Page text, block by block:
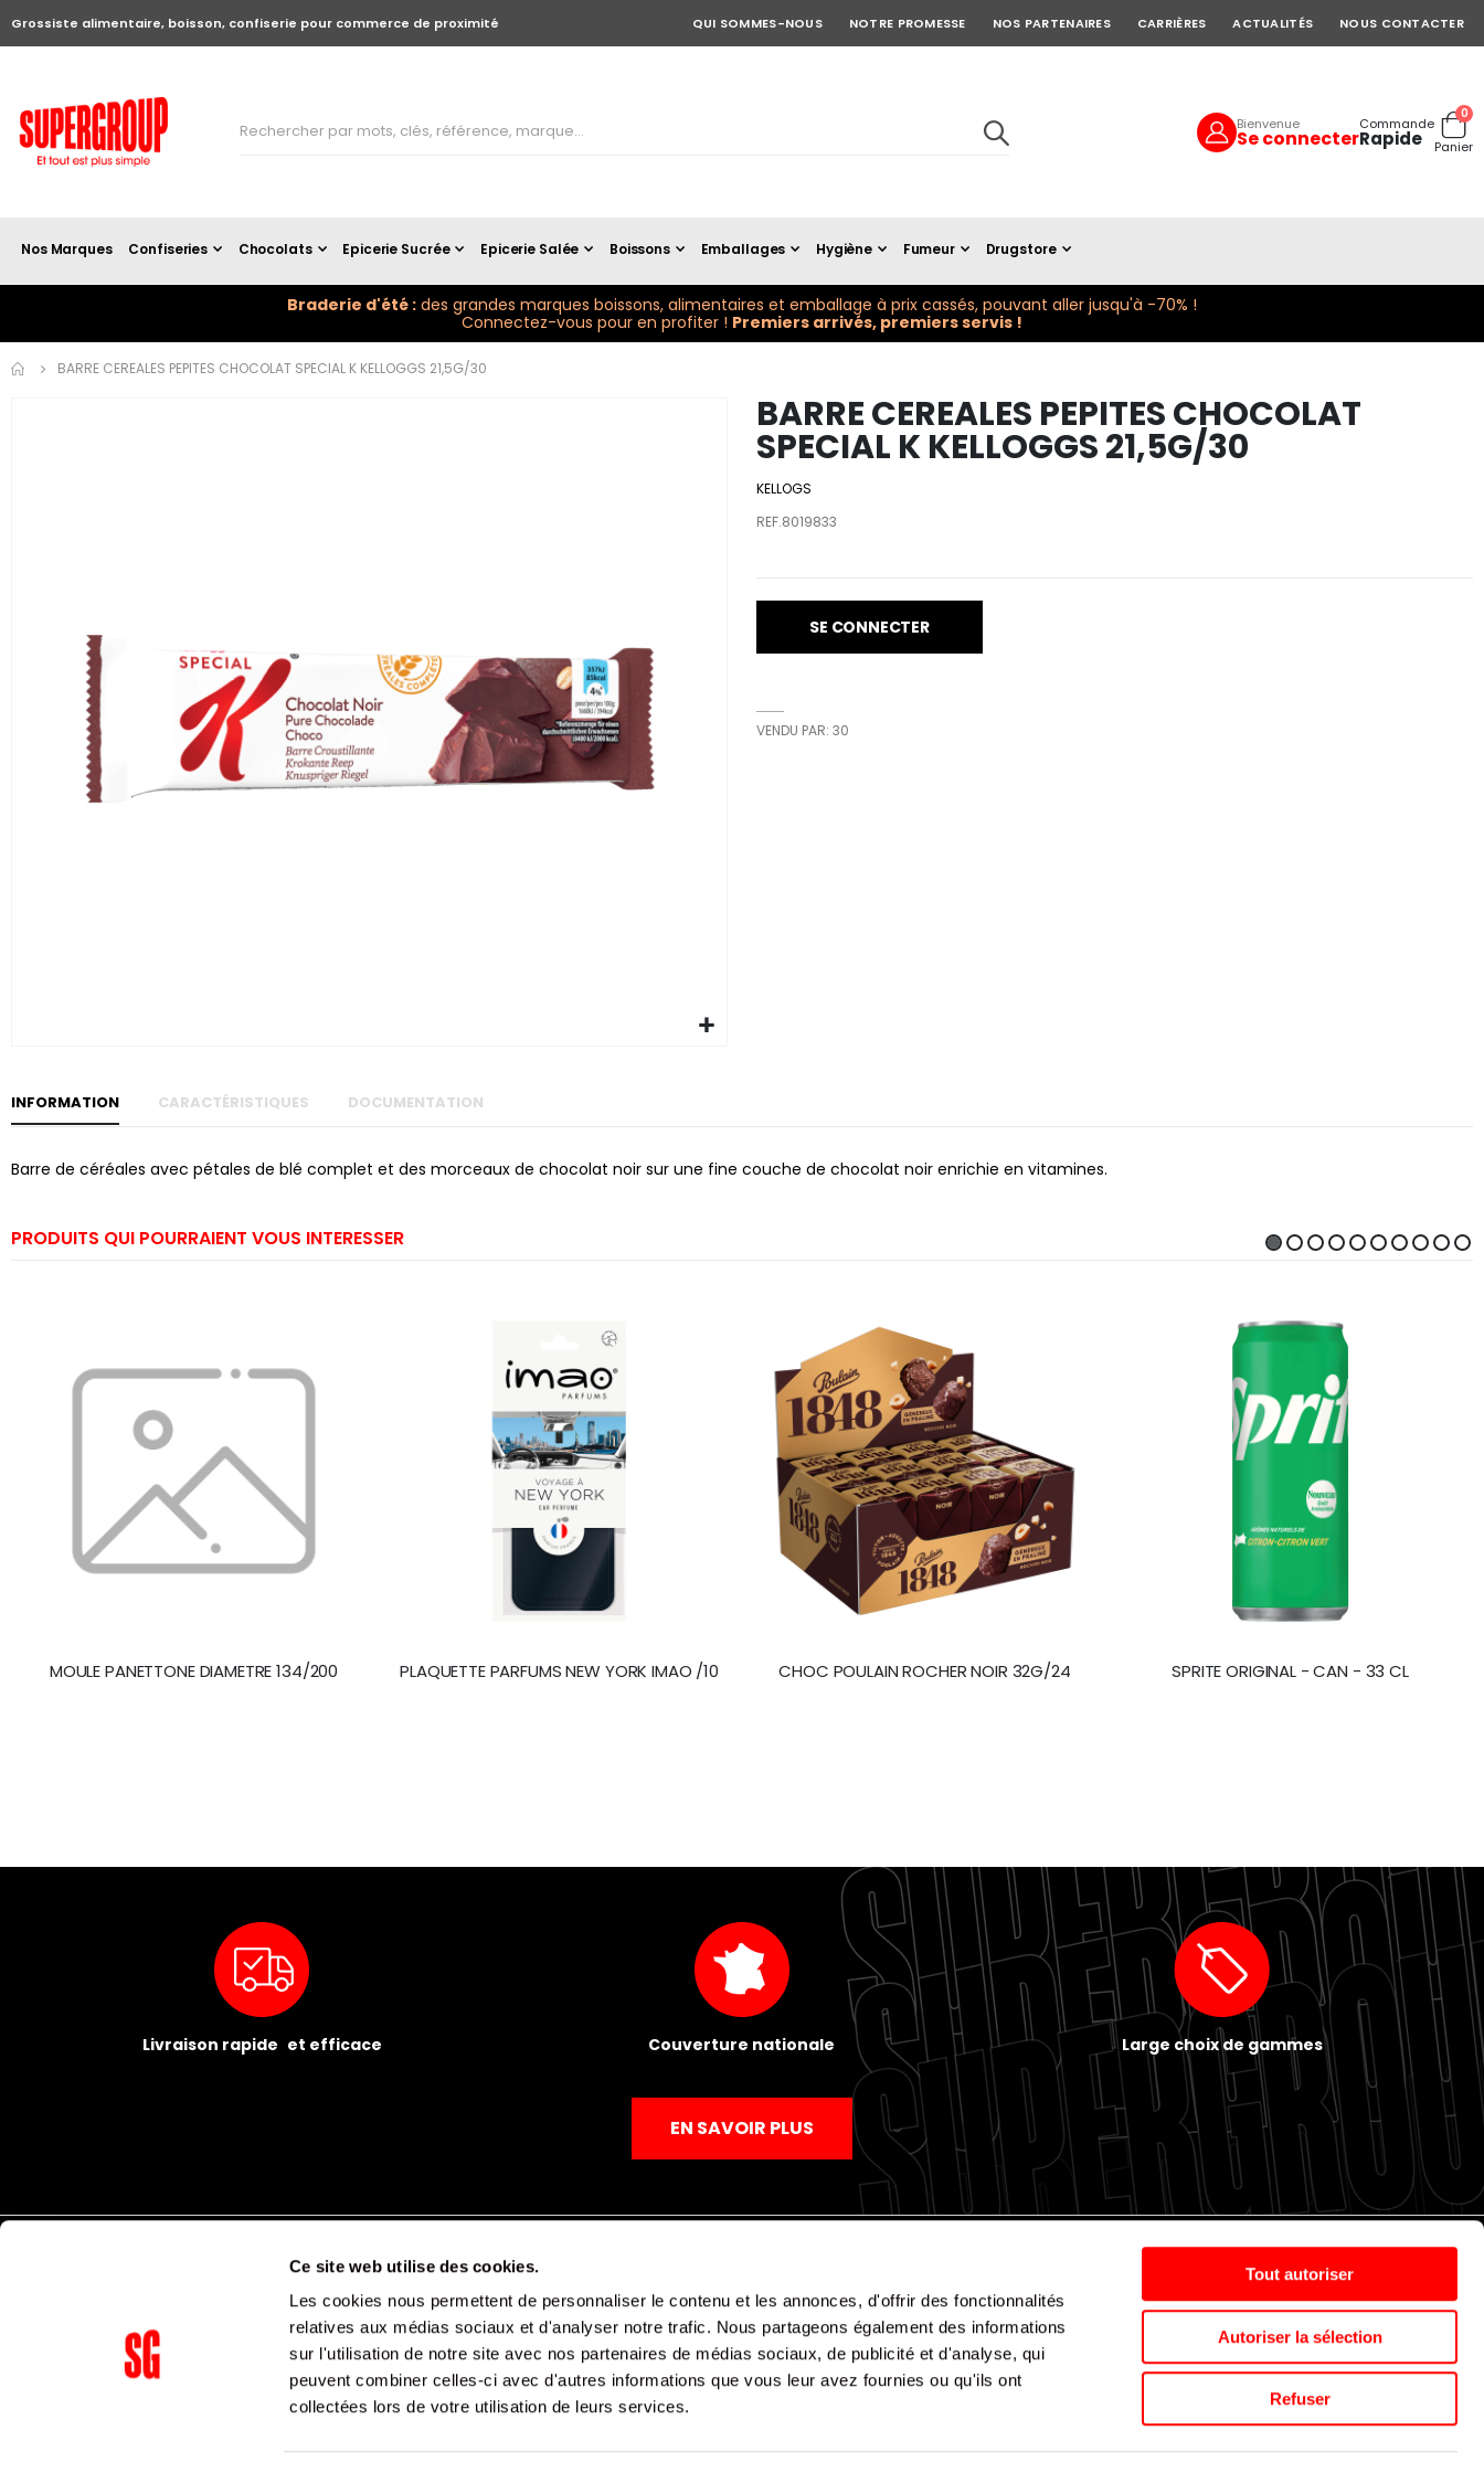
Ce site web utilise des cookies.
Les cookies nous permettent de personnaliser le contenu et les annonces, d'offrir des fonctionnalités
relatives aux médias sociaux et d'analyser notre trafic. Nous partageons également des informations
sur l'utilisation de notre site avec nos partenaires de médias sociaux, de publicité et d'analyse, qui
peuvent combiner celles-ci avec d'autres informations que vous leur avez fournies ou qu'ils ont
collectées lors de votre utilisation de leurs services.
Tout autoriser
Autoriser la sélection
Refuser
Grossiste alimentaire, boisson, confiserie pour commerce de proximité QUI SOMMES-NOUS NOTRE PROMESSE NOS PARTENAIRES CARRIÈRES ACTUALITÉS NOUS CONTACTER
Bienvenue
Se connecter
Commande
Rapide Cart
0
Panier
Nos Marques Confiseries Chocolats Epicerie Sucrée Epicerie Salée Boissons Emballages Hygiène Fumeur Drugstore
Braderie d'été : des grandes marques boissons, alimentaires et emballage à prix cassés, pouvant aller jusqu'à -70% !
Connectez-vous pour en profiter ! Premiers arrivés, premiers servis !
BARRE CEREALES PEPITES CHOCOLAT SPECIAL K KELLOGGS 21,5G/30
the
BARRE CEREALES PEPITES CHOCOLAT
SPECIAL K KELLOGGS 21,5G/30
KELLOGS
REF.8019833
SE CONNECTER
VENDU PAR: 30
INFORMATION
Barre de céréales avec pétales de blé complet et des morceaux de chocolat noir sur une fine couche de chocolat noir enrichie en vitamines.
CARACTÉRISTIQUES DOCUMENTATION
PRODUITS QUI POURRAIENT VOUS INTERESSER
MOULE PANETTONE DIAMETRE 134/200 PLAQUETTE PARFUMS NEW YORK IMAO /10 CHOC POULAIN ROCHER NOIR 32G/24 SPRITE ORIGINAL - CAN - 33 CL
Livraison rapide et efficace Couverture nationale Large choix de gammes
EN SAVOIR PLUS
Mentions légales Politique de confidentialité CGV Politique de cookies Nos agences Espace presse